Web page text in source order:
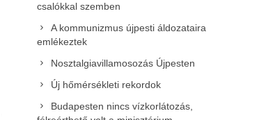
csalókkal szemben
A kommunizmus újpesti áldozataira
emlékeztek
Nosztalgiavillamosozás Újpesten
Új hőmérsékleti rekordok
Budapesten nincs vízkorlátozás,